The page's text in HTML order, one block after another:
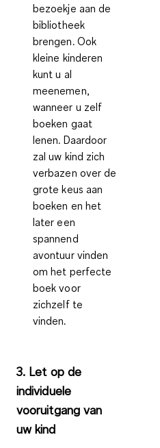
bezoekje aan de
bibliotheek
brengen. Ook
kleine kinderen
kunt u al
meenemen,
wanneer u zelf
boeken gaat
lenen. Daardoor
zal uw kind zich
verbazen over de
grote keus aan
boeken en het
later een
spannend
avontuur vinden
om het perfecte
boek voor
zichzelf te
vinden.
3. Let op de
individuele
vooruitgang van
uw kind